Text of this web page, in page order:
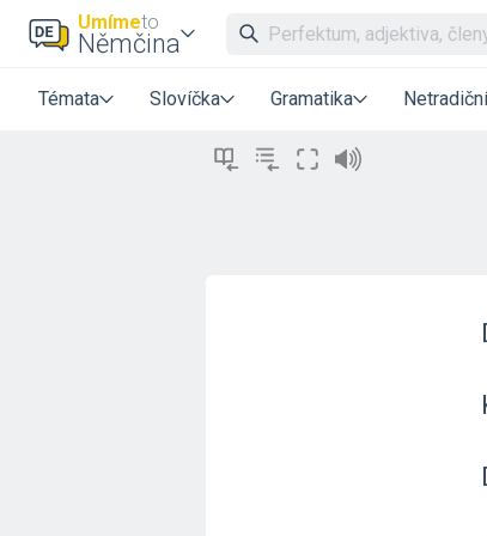
Umímeto
Němčina
Témata Slovíčka Gramatika Netradiční